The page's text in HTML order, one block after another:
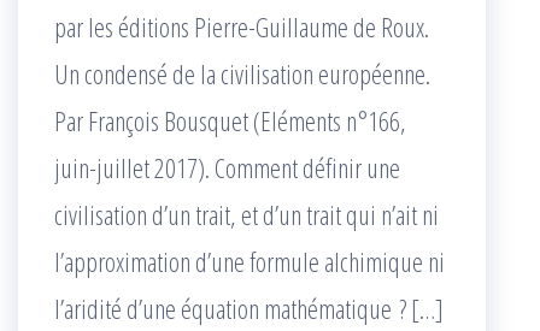
par les éditions Pierre-Guillaume de Roux.
Un condensé de la civilisation européenne.
Par François Bousquet (Eléments n°166,
juin-juillet 2017). Comment définir une
civilisation d’un trait, et d’un trait qui n’ait ni
l’approximation d’une formule alchimique ni
l’aridité d’une équation mathématique ? […]